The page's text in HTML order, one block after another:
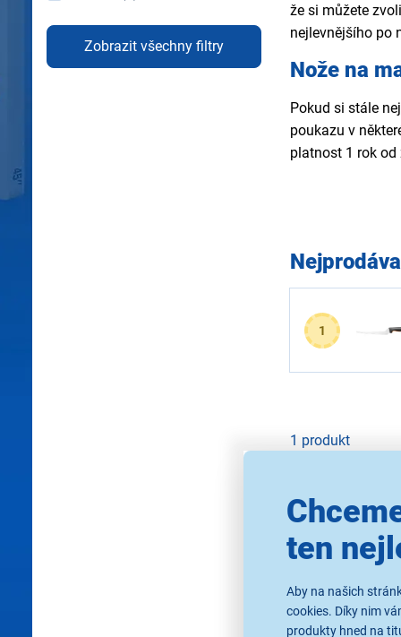
ten
Aby na našich
cookies. Díky nim
produkty hned na
že si můžete
nejlevnějšího po
Nože na
Pokud si stále
poukazu v
platnost 1 rok od
1
Zobrazit všechny filtry
1 produkt